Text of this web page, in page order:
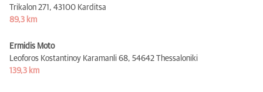
Trikalon 271, 43100 Karditsa
89,3 km
Ermidis Moto
Leoforos Kostantinoy Karamanli 68, 54642 Thessaloniki
139,3 km